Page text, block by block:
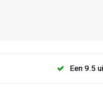
Een 9.5